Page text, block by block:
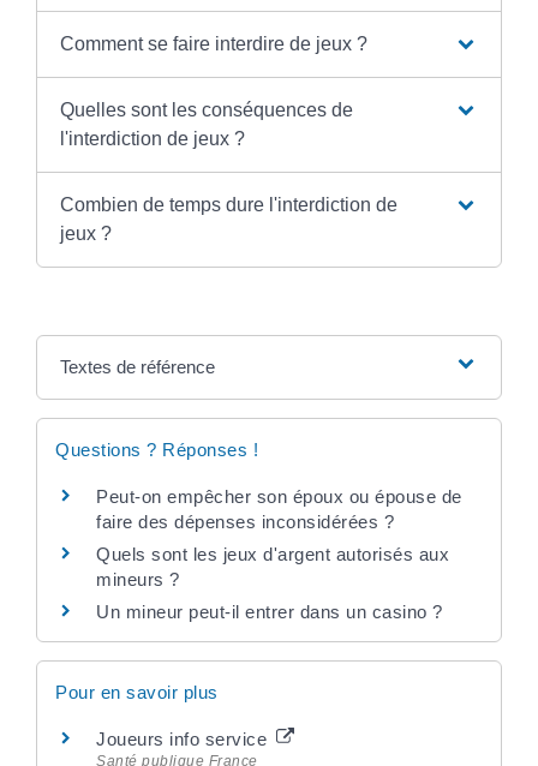
Comment se faire interdire de jeux ?
Quelles sont les conséquences de
l'interdiction de jeux ?
Combien de temps dure l'interdiction de
jeux ?
Textes de référence
Questions ? Réponses !
Peut-on empêcher son époux ou épouse de
faire des dépenses inconsidérées ?
Quels sont les jeux d'argent autorisés aux
mineurs ?
Un mineur peut-il entrer dans un casino ?
Pour en savoir plus
Joueurs info service
Santé publique France